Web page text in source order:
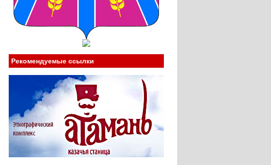
Рекомендуемые ссылки